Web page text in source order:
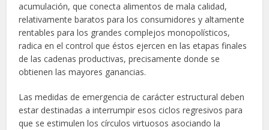
acumulación, que conecta alimentos de mala calidad,
relativamente baratos para los consumidores y altamente
rentables para los grandes complejos monopolísticos,
radica en el control que éstos ejercen en las etapas finales
de las cadenas productivas, precisamente donde se
obtienen las mayores ganancias.
Las medidas de emergencia de carácter estructural deben
estar destinadas a interrumpir esos ciclos regresivos para
que se estimulen los círculos virtuosos asociando la